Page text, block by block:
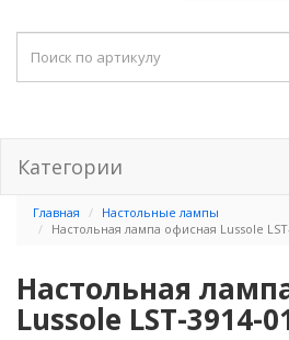
Категории
Главная
Настольные лампы
Настольная лампа офисная Lussole
Настольная
Lussole LST-3914-